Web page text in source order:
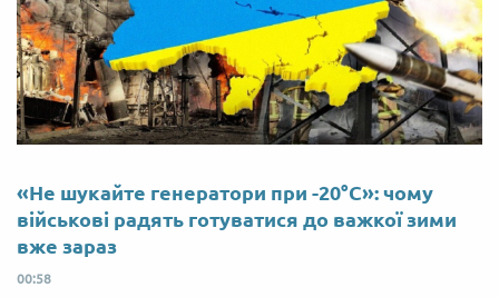
«Не шукайте генератори при -20°C»: чому
військові радять готуватися до важкої зими
вже зараз
00:58